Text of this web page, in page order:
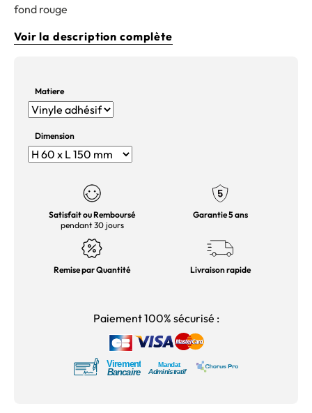
fond rouge
Voir la description complète
Matiere
Dimension
Satisfait ou Remboursé
pendant 30 jours
Garantie 5 ans
Remise par Quantité Livraison rapide
Paiement 100% sécurisé :